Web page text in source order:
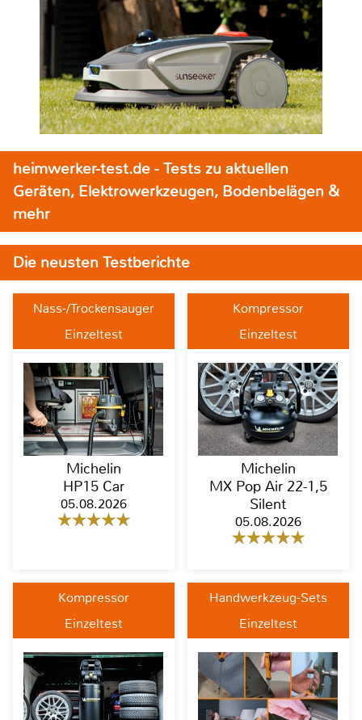
heimwerker-test.de - Tests zu aktuellen
Geräten, Elektrowerkzeugen, Bodenbelägen &
mehr
Die neusten Testberichte
Nass-/Trockensauger
Einzeltest
Michelin
HP15 Car
05.08.2026
Kompressor
Einzeltest
Michelin
MX Pop Air 22-1,5
Silent
05.08.2026
Kompressor
Einzeltest
Handwerkzeug-Sets
Einzeltest